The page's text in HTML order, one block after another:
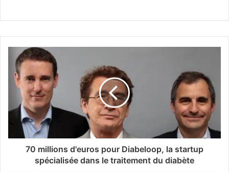
70 millions d'euros pour Diabeloop, la startup
spécialisée dans le traitement du diabète